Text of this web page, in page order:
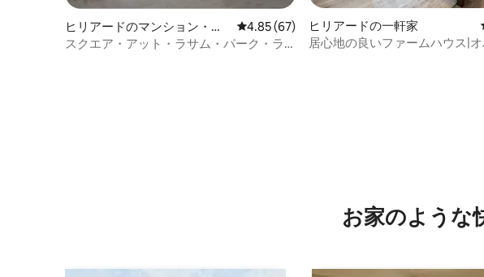
ヒリアードのマンション・ア
パート
レビュー67件、5つ星中4.85つ星の平均評価
4.85 (67)
スクエア・アット・ラサム・パーク・ラ
ヒリアードの一軒家
居心地の良いファームハウス|オ
お家のような